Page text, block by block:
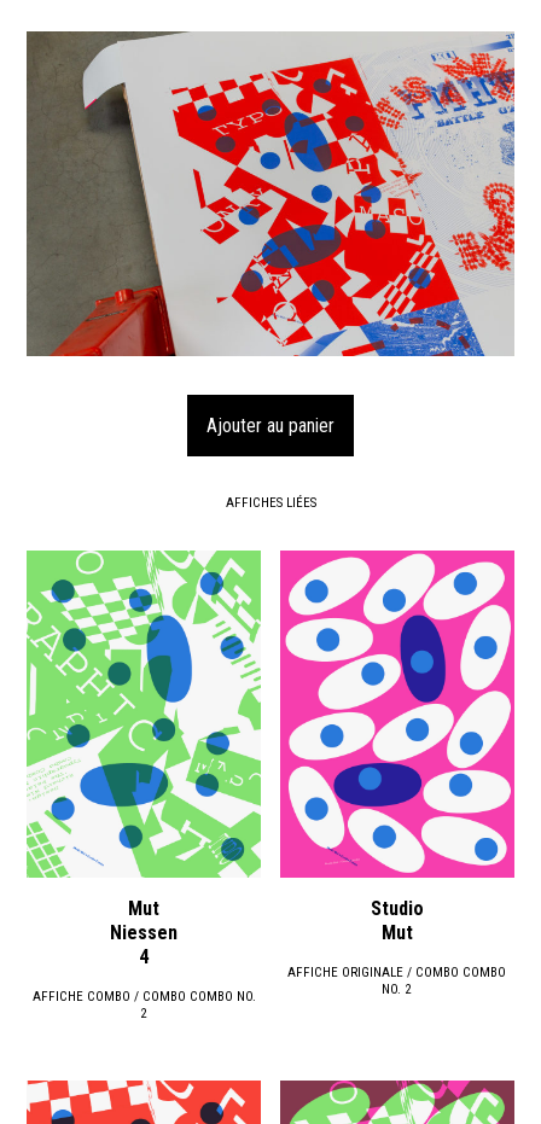
AFFICHES LIÉES
Mut
Niessen
4
AFFICHE COMBO / COMBO COMBO NO.
2
Studio
Mut
AFFICHE ORIGINALE / COMBO COMBO
NO. 2